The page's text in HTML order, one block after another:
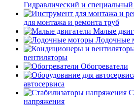
Гидравлический и
для монтажа и ремонта труб
Малые
Лодочные
вентиляторы
Обогреватели
автосервиса
напряжения